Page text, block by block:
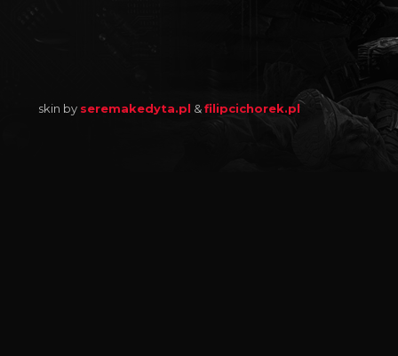
skin by seremakedyta.pl &filipcichorek.pl